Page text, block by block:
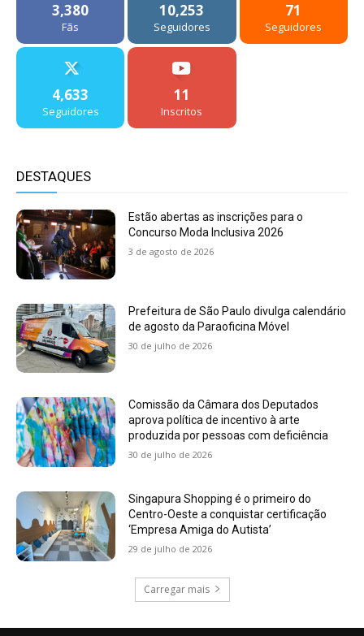
3,380
Fãs
10,253
Seguidores
71
Seguidores
4,633
Seguidores
11
Inscritos
DESTAQUES
Estão abertas as inscrições para o
Concurso Moda Inclusiva 2026
3 de agosto de 2026
Prefeitura de São Paulo divulga calendário
de agosto da Paraoficina Móvel
30 de julho de 2026
Comissão da Câmara dos Deputados
aprova política de incentivo à arte
produzida por pessoas com deficiência
30 de julho de 2026
Singapura Shopping é o primeiro do
Centro-Oeste a conquistar certificação
‘Empresa Amiga do Autista’
29 de julho de 2026
Carregar mais